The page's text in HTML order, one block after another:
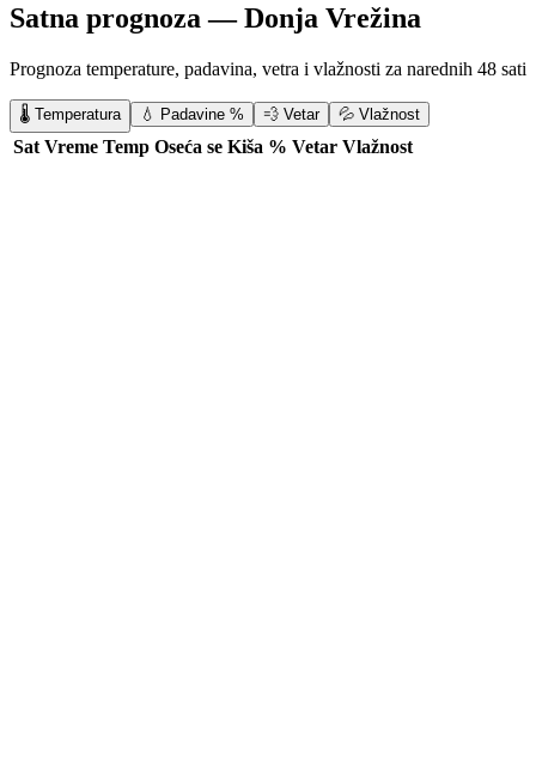
Satna prognoza —Donja Vrežina
Prognoza temperature, padavina, vetra i vlažnosti za narednih 48 sati
🌡️ Temperatura 💧 Padavine % 💨 Vetar 💦 Vlažnost
Sat Vreme Temp Oseća se Kiša % Vetar Vlažnost